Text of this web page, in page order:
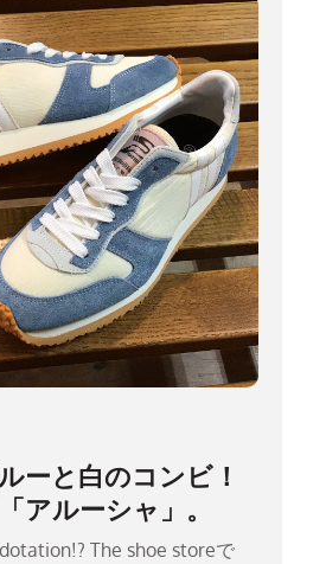
ーと白のコンビ！
アルーシャ」。
The shoe storeで